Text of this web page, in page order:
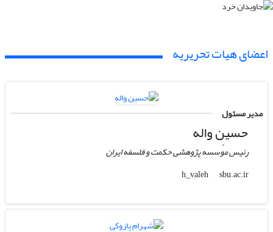
اعضای هیات تحریریه
مدیر مسئول
حسین واله
رئیس مو‌ٔسسه پژوهشی حکمت و فلسفه ایران
h_valeh
sbu.ac.ir